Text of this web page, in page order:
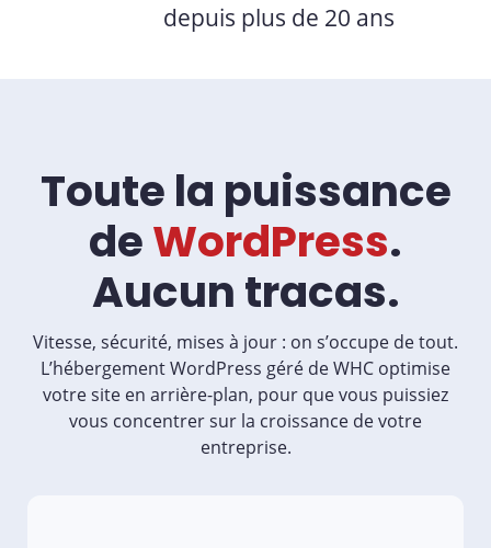
depuis plus de 20 ans
Toute la puissance
deWordPress.
Aucun tracas.
Vitesse, sécurité, mises à jour : on s’occupe de tout.
L’hébergement WordPress géré de WHC optimise
votre site en arrière-plan, pour que vous puissiez
vous concentrer sur la croissance de votre
entreprise.